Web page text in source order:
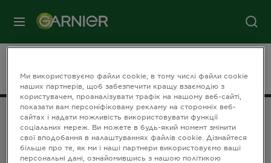
МЕНЮ
ПРИЄДНУЙТЕСЬ ДО НАС
Ми використовуємо файли cookie, в тому числі файли cookie
наших партнерів, щоб забезпечити кращу взаємодію з
користувачем, проаналізувати трафік на нашому веб-сайті,
показати вам персоніфіковану рекламу на сторонніх веб-
сайтах і надати можливість використовувати функції
соціальних мереж. Ви можете в будь-який момент змінити
свої вподобання в налаштуваннях файлів cookie. Дізнайтеся
більше про те, як ми і наші партнери використовуємо ваші
персональні дані, ознайомившись з нашою політикою